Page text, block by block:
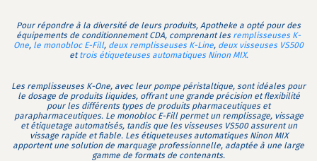
Pour répondre à la diversité de leurs produits, Apotheke a opté pour des
équipements de conditionnement CDA, comprenant les remplisseuses K-
One, le monobloc E-Fill, deux remplisseuses K-Line, deux visseuses VS500
ettrois étiqueteuses automatiques Ninon MIX.
Les remplisseuses K-One, avec leur pompe péristaltique, sont idéales pour
le dosage de produits liquides, offrant une grande précision et flexibilité
pour les différents types de produits pharmaceutiques et
parapharmaceutiques. Le monobloc E-Fill permet un remplissage, vissage
et étiquetage automatisés, tandis que les visseuses VS500 assurent un
vissage rapide et fiable. Les étiqueteuses automatiques Ninon MIX
apportent une solution de marquage professionnelle, adaptée à une large
gamme de formats de contenants.